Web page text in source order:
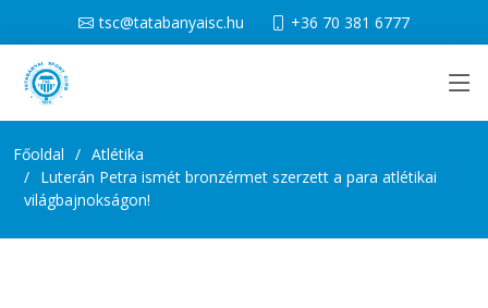
tsc@tatabanyaisc.hu +36 70 381 6777
Főoldal
Atlétika
Luterán Petra ismét bronzérmet szerzett a para atlétikai
világbajnokságon!